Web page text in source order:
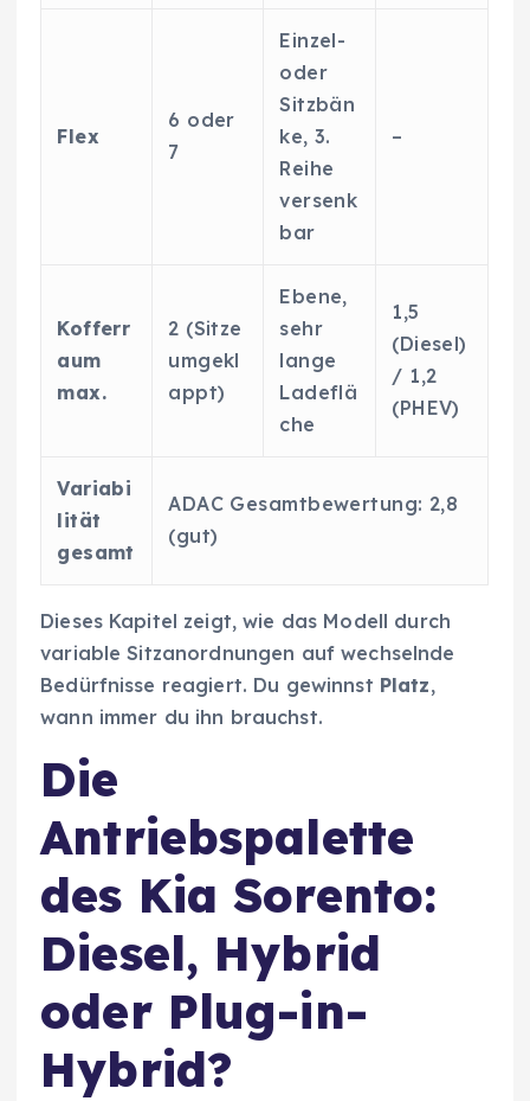
Flex
6 oder
7
Einzel-
oder
Sitzbän
ke, 3.
Reihe
versenk
bar
–
Kofferr
aum
max.
2 (Sitze
umgekl
appt)
Ebene,
sehr
lange
Ladeflä
che
1,5
(Diesel)
/ 1,2
(PHEV)
Variabi
lität
gesamt
ADAC Gesamtbewertung: 2,8
(gut)
Dieses Kapitel zeigt, wie das Modell durch
variable Sitzanordnungen auf wechselnde
Bedürfnisse reagiert. Du gewinnst Platz,
wann immer du ihn brauchst.
Die
Antriebspalette
des Kia Sorento:
Diesel, Hybrid
oder Plug-in-
Hybrid?